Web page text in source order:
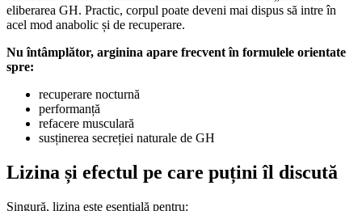
eliberarea GH. Practic, corpul poate deveni mai dispus să intre în
acel mod anabolic și de recuperare.
Nu întâmplător, arginina apare frecvent în formulele orientate
spre:
recuperare nocturnă
performanță
refacere musculară
susținerea secreției naturale de GH
Lizina și efectul pe care puțini îl discută
Singură, lizina este esențială pentru: